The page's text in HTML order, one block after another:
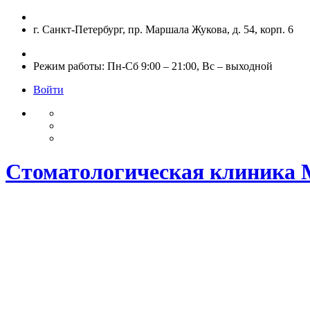
Skip
г. Санкт-Петербург, пр. Маршала Жукова, д. 54, корп. 6
Режим работы: Пн-Сб 9:00 – 21:00, Вс – выходной
Войти
Стоматологическая клиника